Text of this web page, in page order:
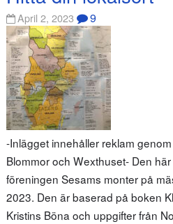
April 2, 2023 9
-Inlägget innehåller reklam
Blommor och Wexthuset- Den
föreningen Sesams monter på
2023. Den är baserad på boken
Kristins Böna och uppgifter från